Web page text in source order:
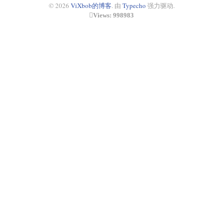
© 2026 ViXbob的博客. 由 Typecho 强力驱动.
Views: 998983